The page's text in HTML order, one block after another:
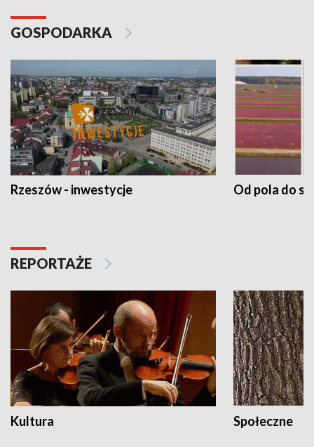
GOSPODARKA
Rzeszów - inwestycje Od pola do
REPORTAŻE
Kultura Społeczne